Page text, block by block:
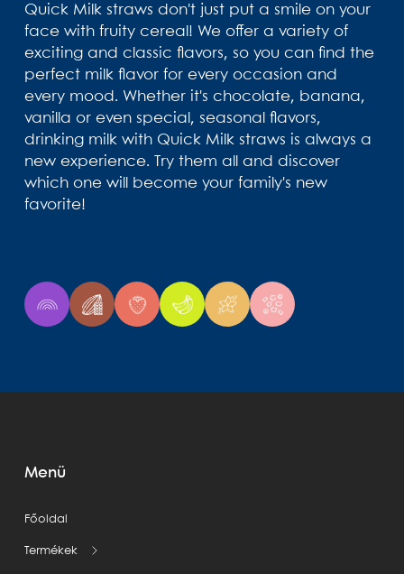
Quick Milk straws don't just put a smile on your
face with fruity cereal! We offer a variety of
exciting and classic flavors, so you can find the
perfect milk flavor for every occasion and
every mood. Whether it's chocolate, banana,
vanilla or even special, seasonal flavors,
drinking milk with Quick Milk straws is always a
new experience. Try them all and discover
which one will become your family's new
favorite!
Menü
Főoldal
Termékek